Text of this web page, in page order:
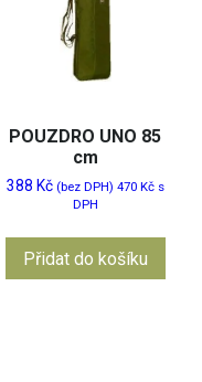
POUZDRO UNO 85
cm
388 Kč (bez DPH) 470 Kčs
DPH
Přidat do košíku